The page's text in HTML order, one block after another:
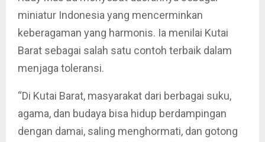
miniatur Indonesia yang mencerminkan
keberagaman yang harmonis. Ia menilai Kutai
Barat sebagai salah satu contoh terbaik dalam
menjaga toleransi.
“Di Kutai Barat, masyarakat dari berbagai suku,
agama, dan budaya bisa hidup berdampingan
dengan damai, saling menghormati, dan gotong